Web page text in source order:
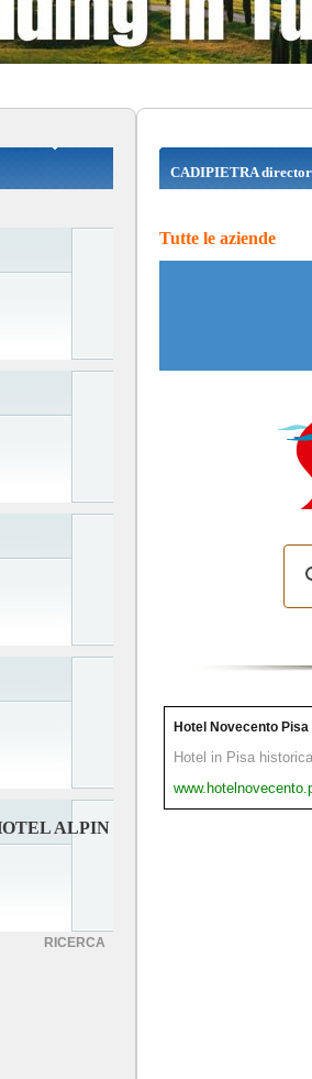
ALPIN
RICERCA
CADIPIETRA
Tutte le aziende
Hotel Novecento Pisa
Hotel in Pisa